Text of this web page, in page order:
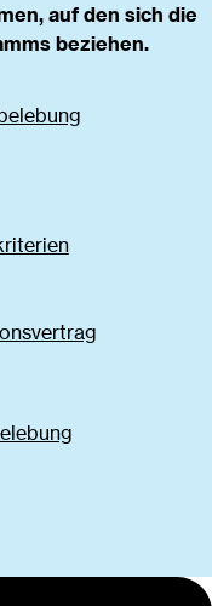
auf den sich die
beziehen.